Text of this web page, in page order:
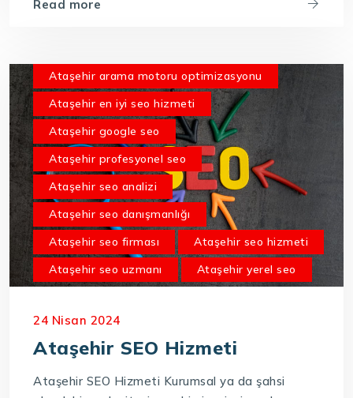
Read more
Ataşehir arama motoru optimizasyonu
Ataşehir en iyi seo hizmeti
Ataşehir google seo
Ataşehir profesyonel seo
Ataşehir seo analizi
Ataşehir seo danışmanlığı
Ataşehir seo firması
Ataşehir seo hizmeti
Ataşehir seo uzmanı
Ataşehir yerel seo
24 Nisan 2024
Ataşehir SEO Hizmeti
Ataşehir SEO Hizmeti Kurumsal ya da şahsi